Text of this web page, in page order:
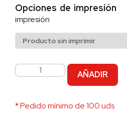
Opciones de impresión
impresión
AÑADIR
* Pedido mínimo de 100 uds